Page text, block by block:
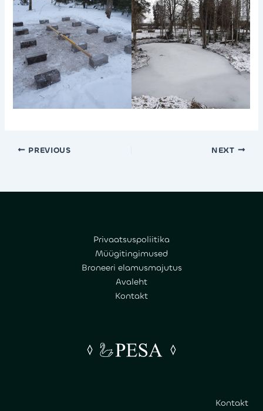
PREVIOUS NEXT
Privaatsuspoliitika
Müügitingimused
Broneeri elamusmajutus
Avaleht
Kontakt
Kontakt